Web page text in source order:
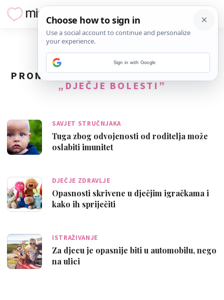
PRONAĐENO203REZULTATA ZA TAG
„DJEČJE BOLESTI”
SAVJET STRUČNJAKA
Tuga zbog odvojenosti od roditelja može
oslabiti imunitet
DJEČJE ZDRAVLJE
Opasnosti skrivene u dječjim igračkama i
kako ih spriječiti
ISTRAŽIVANJE
Za djecu je opasnije biti u automobilu, nego
na ulici
Sign in with Google